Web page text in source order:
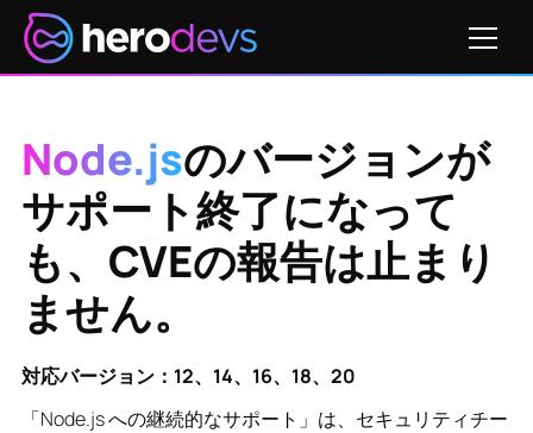
Node.jsのバージョンが
サポート終了になって
も、CVEの報告は止まり
ません。
対応バージョン：12、14、16、18、20
「Node.js への継続的なサポート」は、セキュリティチー